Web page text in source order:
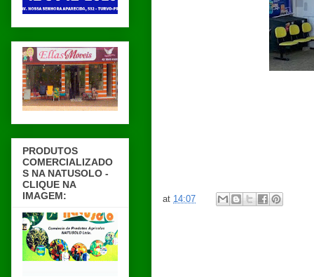
at 14:07
PRODUTOS
COMERCIALIZADO
S NA NATUSOLO -
CLIQUE NA
IMAGEM: